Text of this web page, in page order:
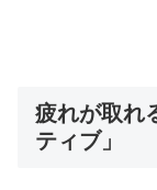
疲れが取れ
ティブ」